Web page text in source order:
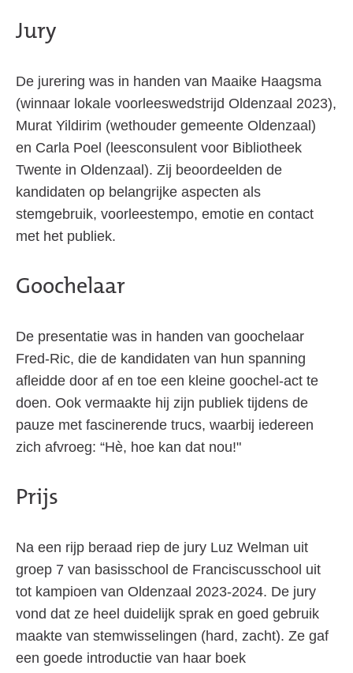
Jury
De jurering was in handen van Maaike Haagsma
(winnaar lokale voorleeswedstrijd Oldenzaal 2023),
Murat Yildirim (wethouder gemeente Oldenzaal)
en Carla Poel (leesconsulent voor Bibliotheek
Twente in Oldenzaal). Zij beoordeelden de
kandidaten op belangrijke aspecten als
stemgebruik, voorleestempo, emotie en contact
met het publiek.
Goochelaar
De presentatie was in handen van goochelaar
Fred-Ric, die de kandidaten van hun spanning
afleidde door af en toe een kleine goochel-act te
doen. Ook vermaakte hij zijn publiek tijdens de
pauze met fascinerende trucs, waarbij iedereen
zich afvroeg: “Hè, hoe kan dat nou!"
Prijs
Na een rijp beraad riep de jury Luz Welman uit
groep 7 van basisschool de Franciscusschool uit
tot kampioen van Oldenzaal 2023-2024. De jury
vond dat ze heel duidelijk sprak en goed gebruik
maakte van stemwisselingen (hard, zacht). Ze gaf
een goede introductie van haar boek